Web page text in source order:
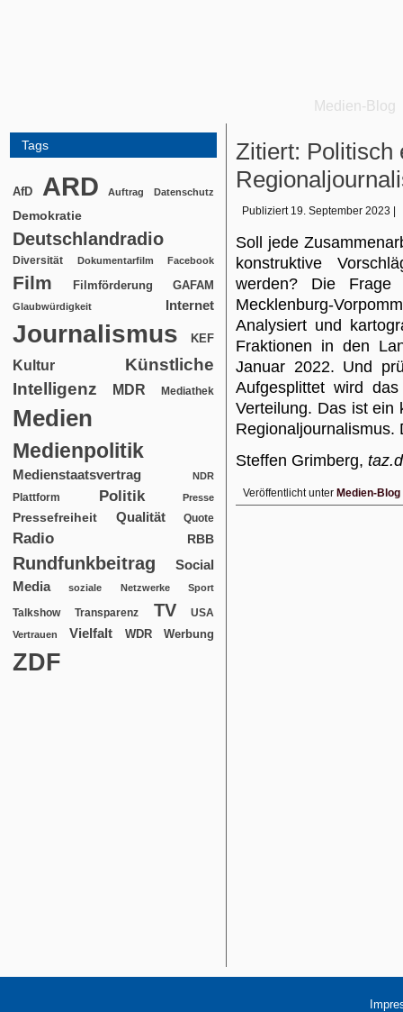
Medien-Blog
Tags
AfD ARD Auftrag Datenschutz
Demokratie
Deutschlandradio
Diversität Dokumentarfilm Facebook
Film Filmförderung GAFAM
Glaubwürdigkeit Internet
Journalismus KEF
Kultur
Künstliche
Intelligenz
MDR Mediathek
Medien
Medienpolitik
Medienstaatsvertrag NDR
Plattform Politik Presse
Pressefreiheit Qualität Quote
Radio RBB
Rundfunkbeitrag
Social
Media
soziale Netzwerke Sport
Talkshow Transparenz TV USA
Vertrauen Vielfalt WDR Werbung
ZDF
Zitiert: Politisch
Publiziert 19. September 2023
Soll jede
konstruktive
werden? Die
Mecklenburg-
Analysiert und
Fraktionen in den
Januar 2022. Und
Aufgesplittet wird
Verteilung. Das ist ein
Regionaljournalismus.
Steffen Grimberg,
Veröffentlicht unter Medien-Blog